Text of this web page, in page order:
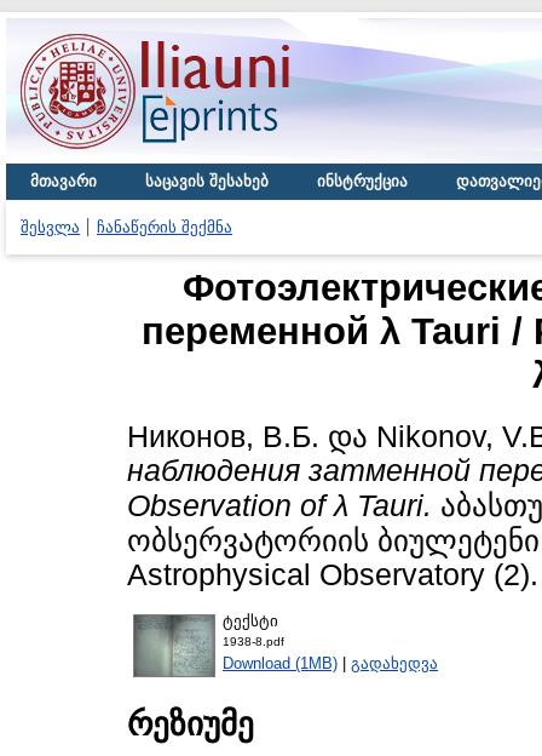
მთავარი საცავის შესახებ ინსტრუქცია
შესვლა ჩანაწერის შექმნა
переменной λ Tauri
Никонов, В.Б. და Nikonov,
наблюдения затменной
Observation of λ Tauri.
ობსერვატორიის ბიულეტენი
Astrophysical Observatory
ტექსტი
1938-8.pdf
Download (1MB) | გადახედვა
რეზიუმე